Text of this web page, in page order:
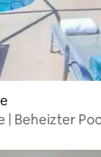
| Beheizter